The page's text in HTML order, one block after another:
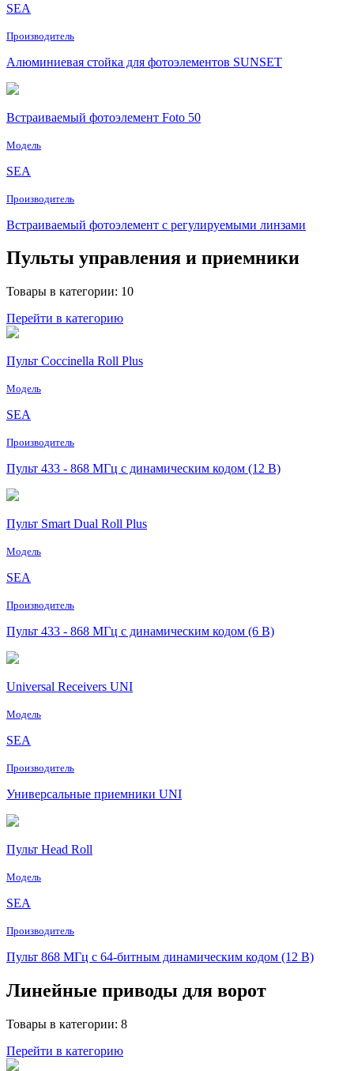
SEA
Производитель
Aлюминиевая стойка для фотоэлементов SUNSET
Встраиваемый фотоэлемент Foto 50
Модель
SEA
Производитель
Встраиваемый фотоэлемент с регулируемыми линзами
Пульты управления и приемники
Товары в категории: 10
Перейти в категорию
Пульт Coccinella Roll Plus
Модель
SEA
Производитель
Пульт 433 - 868 МГц с динамическим кодом (12 В)
Пульт Smart Dual Roll Plus
Модель
SEA
Производитель
Пульт 433 - 868 МГц с динамическим кодом (6 В)
Universal Receivers UNI
Модель
SEA
Производитель
Универсальные приемники UNI
Пульт Head Roll
Модель
SEA
Производитель
Пульт 868 МГц с 64-битным динамическим кодом (12 В)
Линейные приводы для ворот
Товары в категории: 8
Перейти в категорию